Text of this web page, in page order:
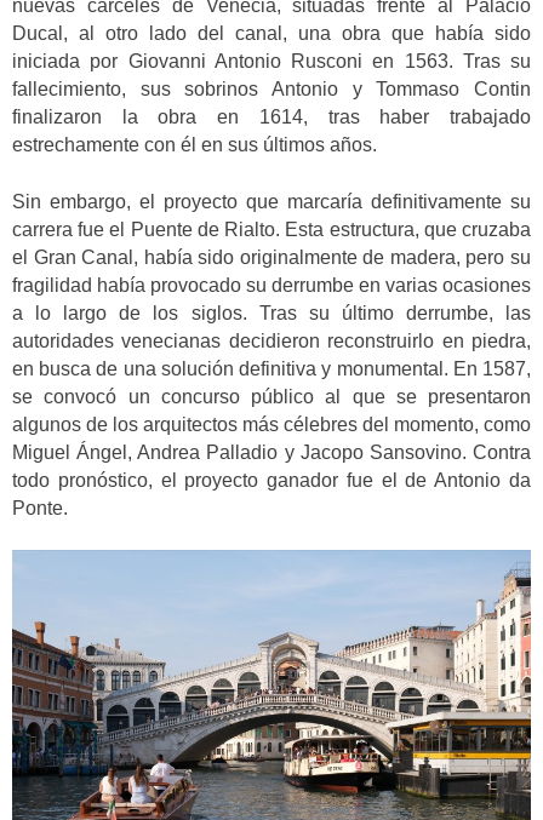
nuevas cárceles de Venecia, situadas frente al Palacio
Ducal, al otro lado del canal, una obra que había sido
iniciada por Giovanni Antonio Rusconi en 1563. Tras su
fallecimiento, sus sobrinos Antonio y Tommaso Contin
finalizaron la obra en 1614, tras haber trabajado
estrechamente con él en sus últimos años.
Sin embargo, el proyecto que marcaría definitivamente su
carrera fue el Puente de Rialto. Esta estructura, que cruzaba
el Gran Canal, había sido originalmente de madera, pero su
fragilidad había provocado su derrumbe en varias ocasiones
a lo largo de los siglos. Tras su último derrumbe, las
autoridades venecianas decidieron reconstruirlo en piedra,
en busca de una solución definitiva y monumental. En 1587,
se convocó un concurso público al que se presentaron
algunos de los arquitectos más célebres del momento, como
Miguel Ángel, Andrea Palladio y Jacopo Sansovino. Contra
todo pronóstico, el proyecto ganador fue el de Antonio da
Ponte.